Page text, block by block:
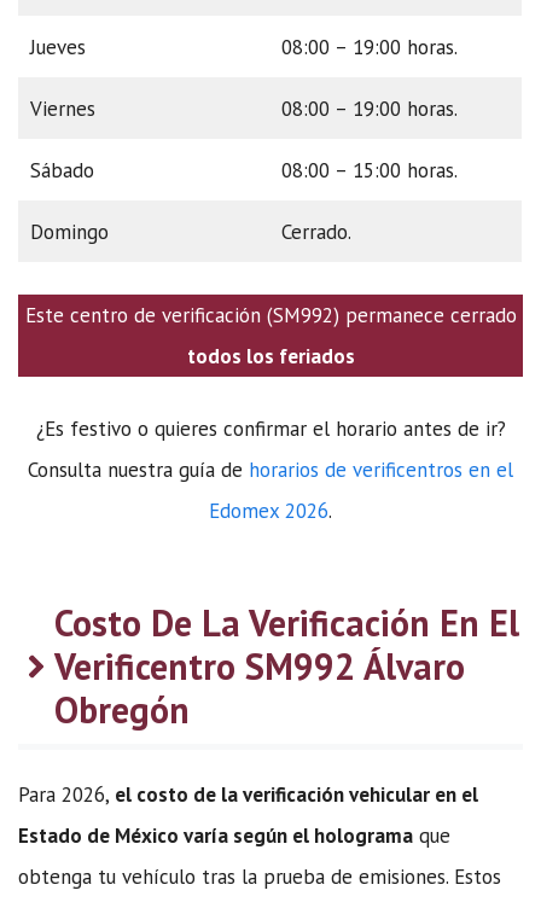
Jueves 08:00 – 19:00 horas.
Viernes 08:00 – 19:00 horas.
Sábado 08:00 – 15:00 horas.
Domingo Cerrado.
Este centro de verificación (SM992) permanece cerrado
todos los feriados
¿Es festivo o quieres confirmar el horario antes de ir?
Consulta nuestra guía de horarios de verificentros en el
Edomex 2026.
Costo De La Verificación En El
Verificentro SM992 Álvaro
Obregón
Para 2026, el costo de la verificación vehicular en el
Estado de México varía según el holograma que
obtenga tu vehículo tras la prueba de emisiones. Estos